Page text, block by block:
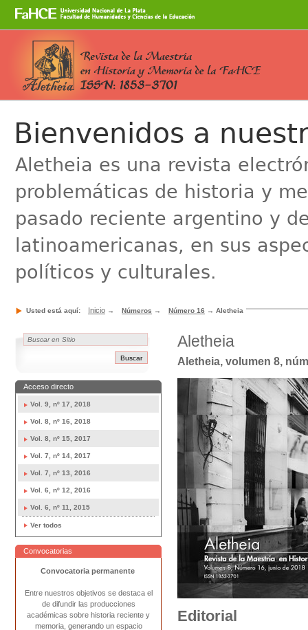
navegación
Bienvenidos a
Aletheia es una revista
problemáticas de historia y
pasado reciente argentino y
latinoamericanas, en sus
políticos y culturales.
Usted está aquí: Inicio → Números → Número 16 → Aletheia
Acceso directo
Vol. 9, nº 17, 2018
Vol. 8, nº 16, 2018
Vol. 8, nº 15, 2017
Vol. 7, nº 14, 2017
Vol. 7, nº 13, 2016
Vol. 6, nº 12, 2016
Vol. 6, nº 11, 2015
Ver todos
Convocatorias
Convocatoria permanente
Entre nuestros objetivos se destaca el
de difundir las producciones
académicas sobre historia reciente y
memoria, generando un espacio
Aletheia
Aletheia, volumen 8,
Editorial